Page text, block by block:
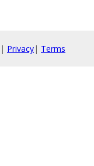
| Privacy| Terms